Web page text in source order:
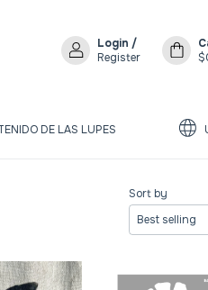
Login /
Register
DE LAS LUPES
Sort by